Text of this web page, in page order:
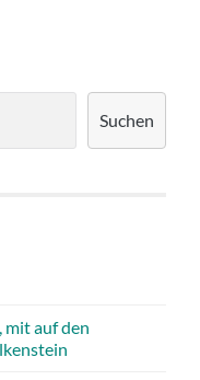
Suchen
mit auf den